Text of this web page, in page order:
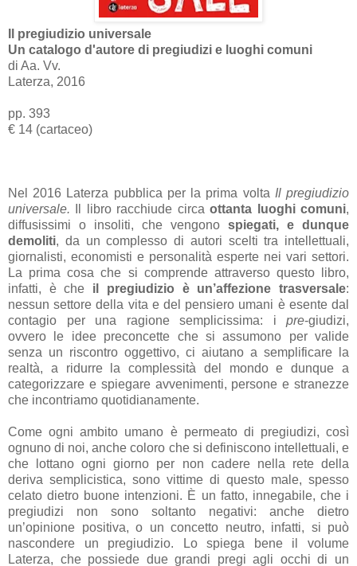
Il pregiudizio universale
Un catalogo d'autore di pregiudizi e luoghi comuni
di Aa. Vv.
Laterza, 2016
pp. 393
€ 14 (cartaceo)
Nel 2016 Laterza pubblica per la prima volta Il pregiudizio
universale. Il libro racchiude circaottanta luoghi comuni,
diffusissimi o insoliti, che vengono spiegati, e dunque
demoliti, da un complesso di autori scelti tra intellettuali,
giornalisti, economisti e personalità esperte nei vari settori.
La prima cosa che si comprende attraverso questo libro,
infatti, è che il pregiudizio è un’affezione trasversale:
nessun settore della vita e del pensiero umani è esente dal
contagio per una ragione semplicissima: i pre-giudizi,
ovvero le idee preconcette che si assumono per valide
senza un riscontro oggettivo, ci aiutano a semplificare la
realtà, a ridurre la complessità del mondo e dunque a
categorizzare e spiegare avvenimenti, persone e stranezze
che incontriamo quotidianamente.
Come ogni ambito umano è permeato di pregiudizi, così
ognuno di noi, anche coloro che si definiscono intellettuali, e
che lottano ogni giorno per non cadere nella rete della
deriva semplicistica, sono vittime di questo male, spesso
celato dietro buone intenzioni. È un fatto, innegabile, che i
pregiudizi non sono soltanto negativi: anche dietro
un’opinione positiva, o un concetto neutro, infatti, si può
nascondere un pregiudizio. Lo spiega bene il volume
Laterza, che possiede due grandi pregi agli occhi di un